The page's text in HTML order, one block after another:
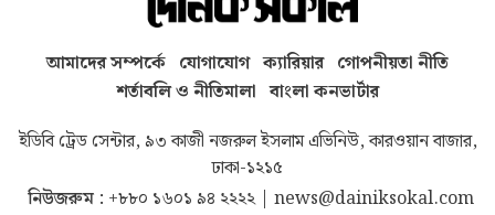
আমাদের সম্পর্কে যোগাযোগ ক্যারিয়ার গোপনীয়তা নীতি
শর্তাবলি ও নীতিমালা বাংলা কনভার্টার
ইডিবি ট্রেড সেন্টার, ৯৩ কাজী নজরুল ইসলাম এভিনিউ, কারওয়ান বাজার,
ঢাকা-১২১৫
নিউজরুম : +৮৮০ ১৬০১ ৯৪ ২২২২| news@dainiksokal.com